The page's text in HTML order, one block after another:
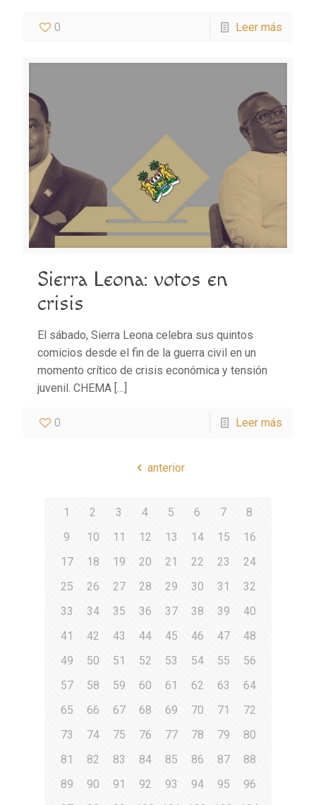
0 Leer más
Sierra Leona: votos en
crisis
El sábado, Sierra Leona celebra sus quintos
comicios desde el fin de la guerra civil en un
momento crítico de crisis económica y tensión
juvenil. CHEMA […]
0 Leer más
anterior
1 2 3 4 5 6 7
8
9
10 11 12 13 14 15
16
17
18 19 20 21 22 23
24
25
26 27 28 29 30 31
32
33
34 35 36 37 38 39
40
41
42 43 44 45 46 47
48
49
50 51 52 53 54 55
56
57
58 59 60 61 62 63
64
65
66 67 68 69 70 71
72
73
74 75 76 77 78 79
80
81
82 83 84 85 86 87
88
89
90 91 92 93 94 95
96